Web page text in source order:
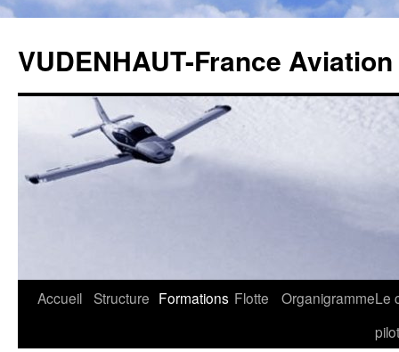
contenu
VUDENHAUT-France Aviation
Accueil Structure Formations Flotte OrganigrammeLe